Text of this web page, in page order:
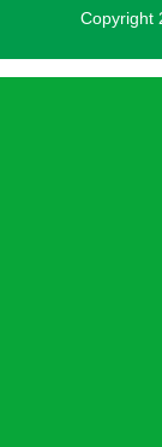
Copyright